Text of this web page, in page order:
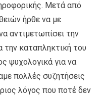
Μετά από
ήρθε να με
αντιμετωπίσει την
την καταπληκτική του
ψυχολογικά για να
πολλές συζητήσεις
λόγος που ποτέ δεν